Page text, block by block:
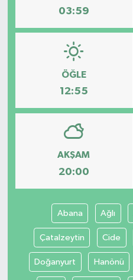
03:59
ÖĞLE
12:55
AKŞAM
20:00
Abana Ağlı
Çatalzeytin Cide
Doğanyurt Hanönü